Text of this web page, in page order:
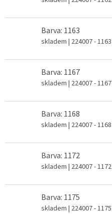
Barva: 1163
skladem | 224007 - 1163
Barva: 1167
skladem | 224007 - 1167
Barva: 1168
skladem | 224007 - 1168
Barva: 1172
skladem | 224007 - 1172
Barva: 1175
skladem | 224007 - 1175